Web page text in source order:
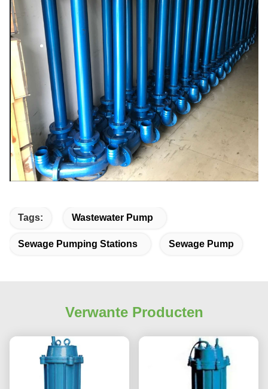
Tags: Wastewater Pump
Sewage Pumping Stations Sewage Pump
Verwante Producten